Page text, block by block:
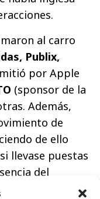
al carro
Publix,
por Apple
(sponsor de la
Además,
de
de ello
llevase puestas
del